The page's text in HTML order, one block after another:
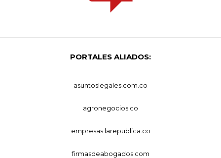
PORTALES ALIADOS:
asuntoslegales.com.co
agronegocios.co
empresas.larepublica.co
firmasdeabogados.com